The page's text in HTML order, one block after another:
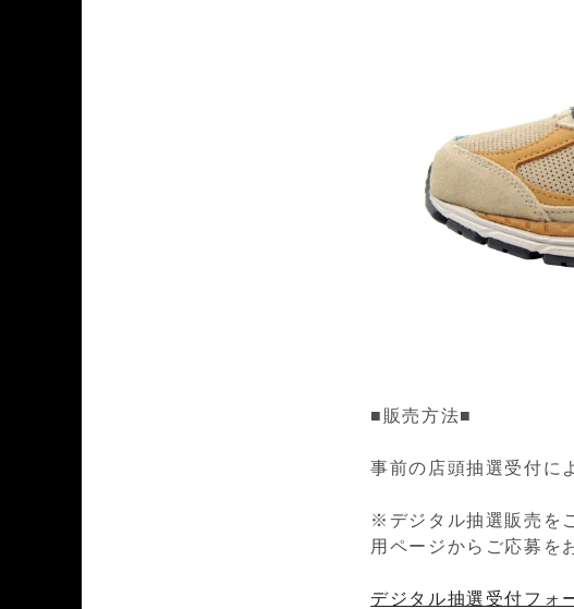
■販売方法■
事前の店頭抽選受付に
※デジタル抽選販売を
用ページからご応募を
デジタル抽選受付フォ